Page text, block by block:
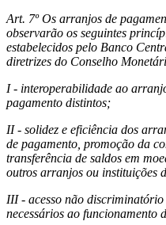
Art. 7º Os arranjos de
observarão os seguintes
estabelecidos pelo Banco
diretrizes do Conselho
I - interoperabilidade ao
pagamento distintos;
II - solidez e eficiência dos
de pagamento, promoção da
transferência de saldos em
outros arranjos ou instituições
III - acesso não
necessários ao funcionamento